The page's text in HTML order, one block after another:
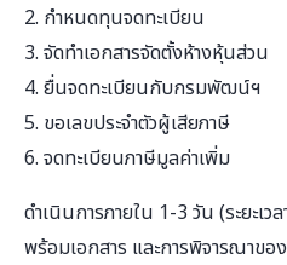
2. กำหนดทุนจดทะเบียน
3. จัดทำเอกสารจัดตั้งห้างหุ้นส่วน
4. ยื่นจดทะเบียนกับกรมพัฒน์ฯ
5. ขอเลขประจำตัวผู้เสียภาษี
6. จดทะเบียนภาษีมูลค่าเพิ่ม
ดำเนินการภายใน 1-3 วัน (ระยะเ
พร้อมเอกสาร และการพิจารณาขอ